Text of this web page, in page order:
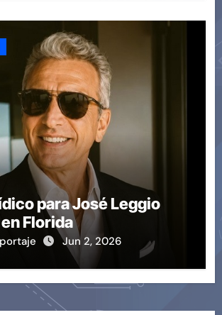
para José Leggio
Florida
Jun 2, 2026